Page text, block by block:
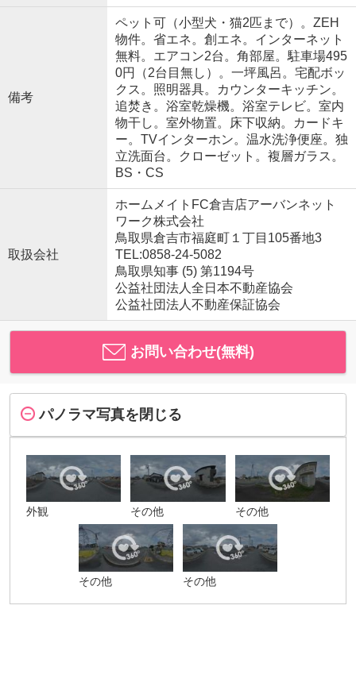
備考
ペット可（小型犬・猫2匹まで）。ZEH
物件。省エネ。創エネ。インターネット
無料。エアコン2台。角部屋。駐車場495
0円（2台目無し）。一坪風呂。宅配ボッ
クス。照明器具。カウンターキッチン。
追焚き。浴室乾燥機。浴室テレビ。室内
物干し。室外物置。床下収納。カードキ
ー。TVインターホン。温水洗浄便座。独
立洗面台。クローゼット。複層ガラス。
BS・CS
取扱会社
ホームメイトFC倉吉店アーバンネット
ワーク株式会社
鳥取県倉吉市福庭町１丁目105番地3
TEL:0858-24-5082
鳥取県知事 (5) 第1194号
公益社団法人全日本不動産協会
公益社団法人不動産保証協会
お問い合わせ(無料)
パノラマ写真を閉じる
外観 その他 その他
その他 その他